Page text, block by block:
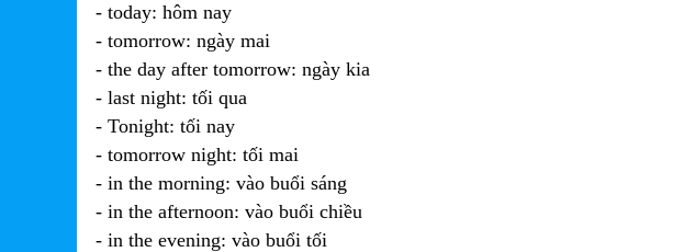
- today: hôm nay
- tomorrow: ngày mai
- the day after tomorrow: ngày kia
- last night: tối qua
- Tonight: tối nay
- tomorrow night: tối mai
- in the morning: vào buổi sáng
- in the afternoon: vào buổi chiều
- in the evening: vào buổi tối